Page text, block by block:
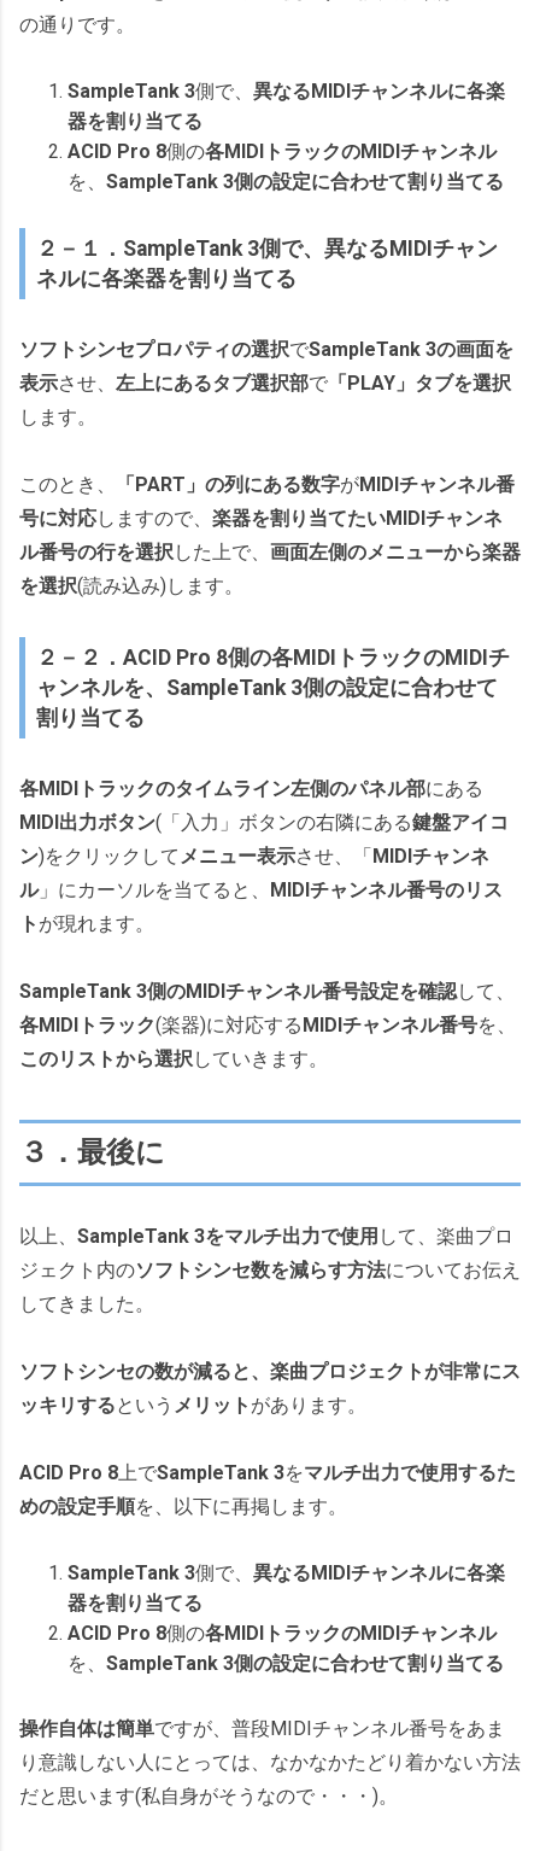
の通りです。
SampleTank 3側で、 異なるMIDIチャンネルに各楽
器を割り当てる
ACID Pro 8側の各MIDIトラックのMIDIチャンネル
を、 SampleTank 3側の設定に合わせて割り当てる
２－１．SampleTank 3側で、異なるMIDIチャン
ネルに各楽器を割り当てる
ソフトシンセプロパティの選択でSampleTank 3の画面を
表示させ、 左上にあるタブ選択部で 「PLAY」タブを選択
します。
このとき、 「PART」の列にある数字がMIDIチャンネル番
号に対応しますので、 楽器を割り当てたいMIDIチャンネ
ル番号の行を選択した上で、 画面左側のメニューから楽器
を選択(読み込み)します。
２－２．ACID Pro 8側の各MIDIトラックのMIDIチ
ャンネルを、SampleTank 3側の設定に合わせて
割り当てる
各MIDIトラックのタイムライン左側のパネル部にある
MIDI出力ボタン(「入力」ボタンの右隣にある鍵盤アイコ
ン)をクリックしてメニュー表示させ、「MIDIチャンネ
ル」にカーソルを当てると、 MIDIチャンネル番号のリス
ト が現れます。
SampleTank 3側のMIDIチャンネル番号設定を確認して、
各MIDIトラック(楽器)に対応するMIDIチャンネル番号を、
このリストから選択していきます。
３．最後に
以上、 SampleTank 3をマルチ出力で使用 して、楽曲プロ
ジェクト内のソフトシンセ数を減らす方法についてお伝え
してきました。
ソフトシンセの数が減ると、楽曲プロジェクトが非常にス
ッキリするという メリット があります。
ACID Pro 8上でSampleTank 3をマルチ出力で使用するた
めの設定手順を、以下に再掲します。
SampleTank 3側で、 異なるMIDIチャンネルに各楽
器を割り当てる
ACID Pro 8側の各MIDIトラックのMIDIチャンネル
を、 SampleTank 3側の設定に合わせて割り当てる
操作自体は簡単ですが、普段MIDIチャンネル番号をあま
り意識しない人にとっては、なかなかたどり着かない方法
だと思います(私自身がそうなので・・・)。